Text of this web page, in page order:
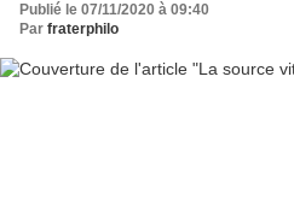
Publié le 07/11/2020 à 09:40
Par fraterphilo